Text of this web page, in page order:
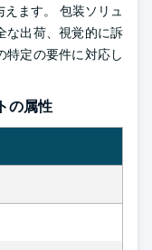
ます。 包装ソリュ
な出荷、視覚的に訴
特定の要件に対応し
の属性